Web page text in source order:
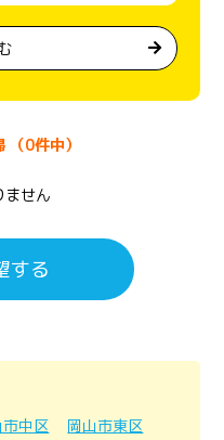
0件中）
ません
する
市中区
岡山市東区